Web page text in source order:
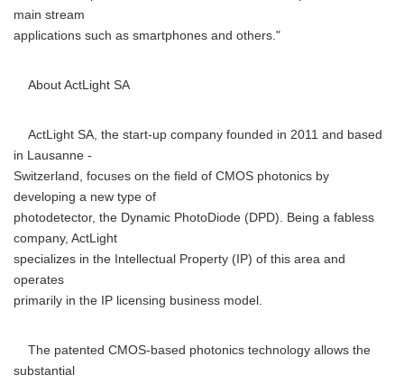
main stream
applications such as smartphones and others."
About ActLight SA
ActLight SA, the start-up company founded in 2011 and based
in Lausanne -
Switzerland, focuses on the field of CMOS photonics by
developing a new type of
photodetector, the Dynamic PhotoDiode (DPD). Being a fabless
company, ActLight
specializes in the Intellectual Property (IP) of this area and
operates
primarily in the IP licensing business model.
The patented CMOS-based photonics technology allows the
substantial